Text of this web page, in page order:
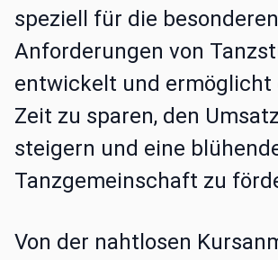
speziell für die besonderen
Anforderungen von
entwickelt und ermöglicht
Zeit zu sparen, den
steigern und eine
Tanzgemeinschaft zu
Von der nahtlosen